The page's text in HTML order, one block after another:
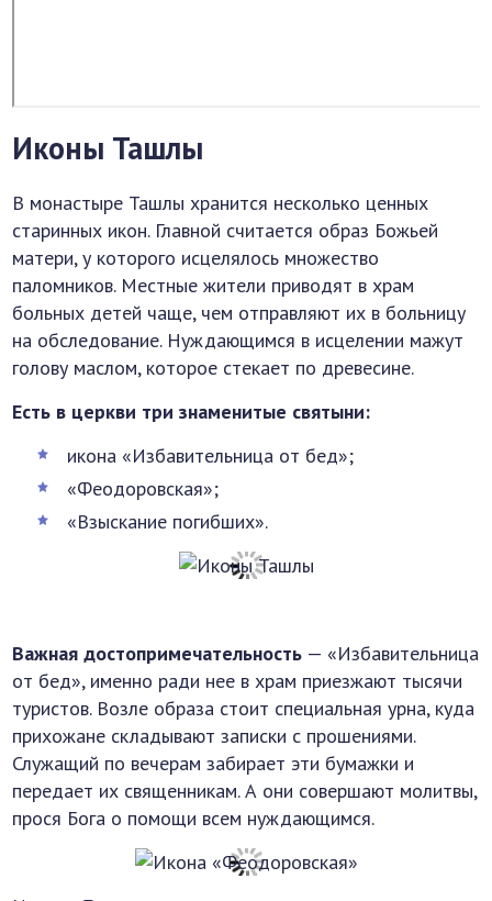
Иконы Ташлы
В монастыре Ташлы хранится несколько ценных
старинных икон. Главной считается образ Божьей
матери, у которого исцелялось множество
паломников. Местные жители приводят в храм
больных детей чаще, чем отправляют их в больницу
на обследование. Нуждающимся в исцелении мажут
голову маслом, которое стекает по древесине.
Есть в церкви три знаменитые святыни:
икона «Избавительница от бед»;
«Феодоровская»;
«Взыскание погибших».
Важная достопримечательность — «Избавительница
от бед», именно ради нее в храм приезжают тысячи
туристов. Возле образа стоит специальная урна, куда
прихожане складывают записки с прошениями.
Служащий по вечерам забирает эти бумажки и
передает их священникам. А они совершают молитвы,
прося Бога о помощи всем нуждающимся.